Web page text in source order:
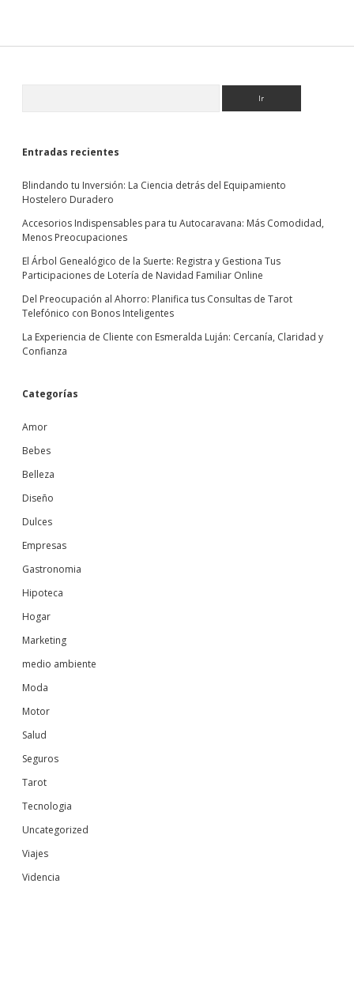
Entradas recientes
Blindando tu Inversión: La Ciencia detrás del Equipamiento
Hostelero Duradero
Accesorios Indispensables para tu Autocaravana: Más Comodidad,
Menos Preocupaciones
El Árbol Genealógico de la Suerte: Registra y Gestiona Tus
Participaciones de Lotería de Navidad Familiar Online
Del Preocupación al Ahorro: Planifica tus Consultas de Tarot
Telefónico con Bonos Inteligentes
La Experiencia de Cliente con Esmeralda Luján: Cercanía, Claridad y
Confianza
Categorías
Amor
Bebes
Belleza
Diseño
Dulces
Empresas
Gastronomia
Hipoteca
Hogar
Marketing
medio ambiente
Moda
Motor
Salud
Seguros
Tarot
Tecnologia
Uncategorized
Viajes
Videncia